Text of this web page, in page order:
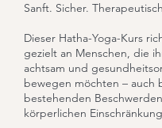
.
Sanft. Sicher.
Dieser Hatha-Yoga-Kurs
gezielt an Menschen, die
achtsam und
bewegen möchten – auch
bestehenden
körperlichen